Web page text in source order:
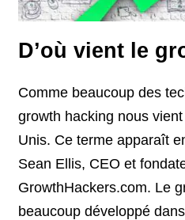
D’où vient le
Comme beaucoup des
growth hacking nous
Unis. Ce terme apparaît
Sean Ellis, CEO et
GrowthHackers.com. Le
beaucoup développé